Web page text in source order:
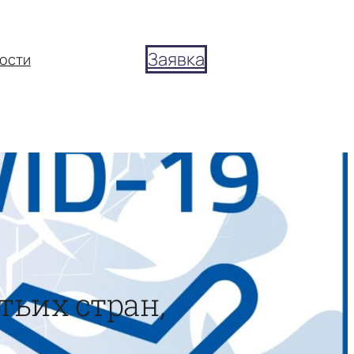
Заявка
стран,